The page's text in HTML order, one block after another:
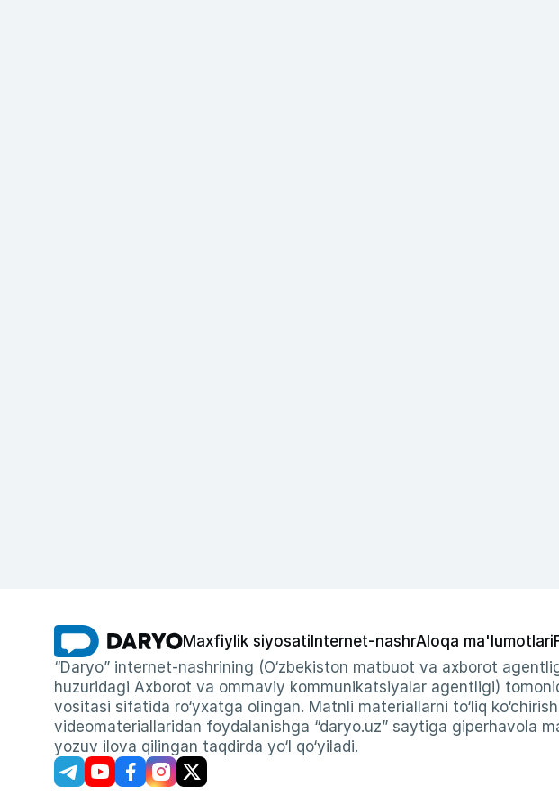
Maxfiylik siyosati Internet-nashrAloqa ma'lumotlari
“Daryo” internet-nashrining (O‘zbekiston matbuot va axborot
huzuridagi Axborot va ommaviy kommunikatsiyalar agentligi)
vositasi sifatida ro‘yxatga olingan. Matnli materiallarni to‘liq
videomateriallaridan foydalanishga “daryo.uz” saytiga giperhavola
yozuv ilova qilingan taqdirda yo‘l qo‘yiladi.